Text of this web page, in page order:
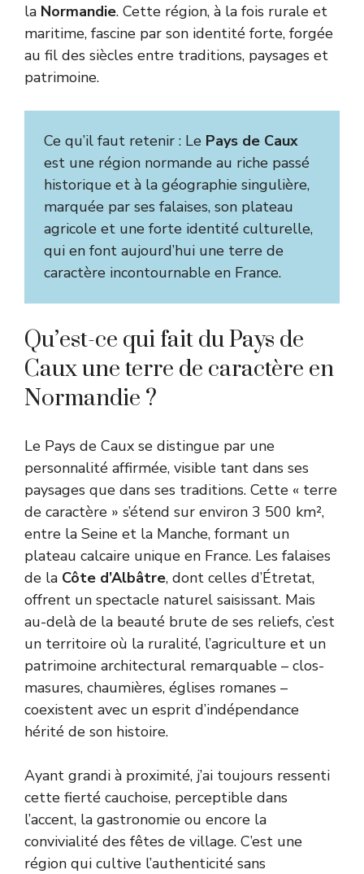
la Normandie. Cette région, à la fois rurale et
maritime, fascine par son identité forte, forgée
au fil des siècles entre traditions, paysages et
patrimoine.
Ce qu’il faut retenir : Le Pays de Caux
est une région normande au riche passé
historique et à la géographie singulière,
marquée par ses falaises, son plateau
agricole et une forte identité culturelle,
qui en font aujourd’hui une terre de
caractère incontournable en France.
Qu’est-ce qui fait du Pays de
Caux une terre de caractère en
Normandie ?
Le Pays de Caux se distingue par une
personnalité affirmée, visible tant dans ses
paysages que dans ses traditions. Cette « terre
de caractère » s’étend sur environ 3 500 km²,
entre la Seine et la Manche, formant un
plateau calcaire unique en France. Les falaises
de la Côte d’Albâtre, dont celles d’Étretat,
offrent un spectacle naturel saisissant. Mais
au-delà de la beauté brute de ses reliefs, c’est
un territoire où la ruralité, l’agriculture et un
patrimoine architectural remarquable – clos-
masures, chaumières, églises romanes –
coexistent avec un esprit d’indépendance
hérité de son histoire.
Ayant grandi à proximité, j’ai toujours ressenti
cette fierté cauchoise, perceptible dans
l’accent, la gastronomie ou encore la
convivialité des fêtes de village. C’est une
région qui cultive l’authenticité sans